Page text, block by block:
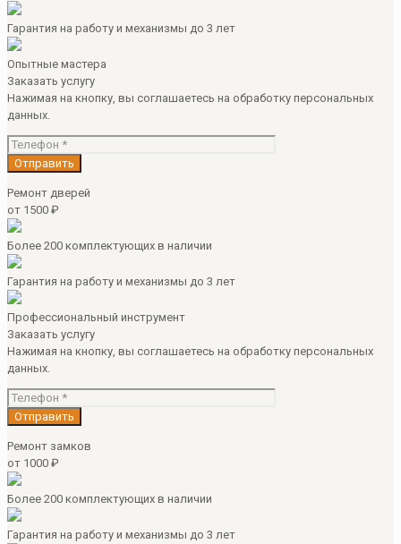
Гарантия на работу и механизмы до 3 лет
Опытные мастера
Заказать услугу
Нажимая на кнопку, вы соглашаетесь на обработку персональных
данных.
Ремонт дверей
от 1500 ₽
Более 200 комплектующих в наличии
Гарантия на работу и механизмы до 3 лет
Профессиональный инструмент
Заказать услугу
Нажимая на кнопку, вы соглашаетесь на обработку персональных
данных.
Ремонт замков
от 1000 ₽
Более 200 комплектующих в наличии
Гарантия на работу и механизмы до 3 лет